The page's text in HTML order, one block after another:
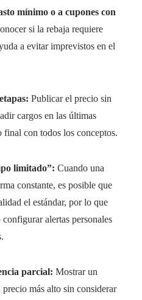
mínimo o a cupones con
si la rebaja requiere
a evitar imprevistos en el
Publicar el precio sin
cargos en las últimas
final con todos los conceptos.
limitado”: Cuando una
constante, es posible que
el estándar, por lo que
alertas personales
parcial: Mostrar un
más alto sin considerar